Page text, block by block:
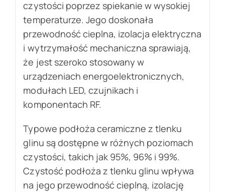
czystości poprzez spiekanie w wysokiej
temperaturze. Jego doskonała
przewodność cieplna, izolacja elektryczna
i wytrzymałość mechaniczna sprawiają,
że jest szeroko stosowany w
urządzeniach energoelektronicznych,
modułach LED, czujnikach i
komponentach RF.
Typowe podłoża ceramiczne z tlenku
glinu są dostępne w różnych poziomach
czystości, takich jak 95%, 96% i 99%.
Czystość podłoża z tlenku glinu wpływa
na jego przewodność cieplną, izolację